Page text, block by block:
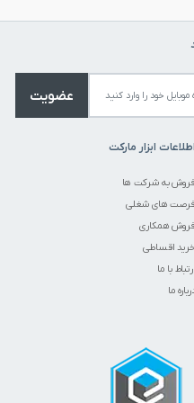
عضویت
اطلاعات ابزار مارکت
فروش به شرکت ها
فرصت های شغلی
فروش همکاری
خرید اقساطی
ارتباط با ما
ما